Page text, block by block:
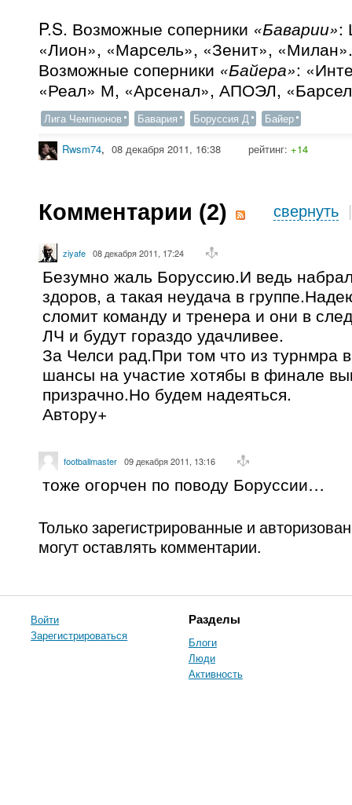
P.S. Возможные соперники «Баварии»:
«Лион», «Марсель», «Зенит», «Милан».
Возможные соперники «Байера»:
«Реал» М, «Арсенал», АПОЭЛ,
Лига Чемпионов Бавария Боруссия Д Байер
Rwsm74, 08 декабря 2011, 16:38 рейтинг: +14
Комментарии (2) свернуть
ziyafe 08 декабря 2011, 17:24
Безумно жаль Боруссию.И ведь
здоров, а такая неудача в
сломит команду и тренера и они в
ЛЧ и будут гораздо удачливее.
За Челси рад.При том что из
шансы на участие хотябы в финале
призрачно.Но будем надеяться.
Автору+
footballmaster 09 декабря 2011, 13:16
тоже огорчен по поводу Боруссии…
Только зарегистрированные и
могут оставлять комментарии.
Войти
Зарегистрироваться
Разделы
Блоги
Люди
Активность